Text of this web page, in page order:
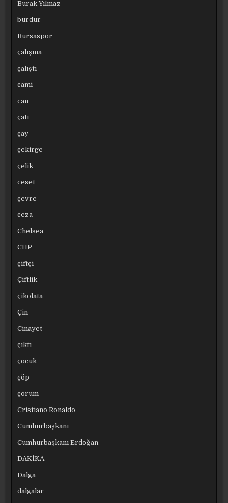
Burak Yılmaz
burdur
Bursaspor
çalışma
çalıştı
cami
can
çatı
çay
çekirge
çelik
ceset
çevre
ceza
Chelsea
CHP
çiftçi
Çiftlik
çikolata
Çin
Cinayet
çıktı
çocuk
çöp
çorum
Cristiano Ronaldo
Cumhurbaşkanı
Cumhurbaşkanı Erdoğan
DAKİKA
Dalga
dalgalar